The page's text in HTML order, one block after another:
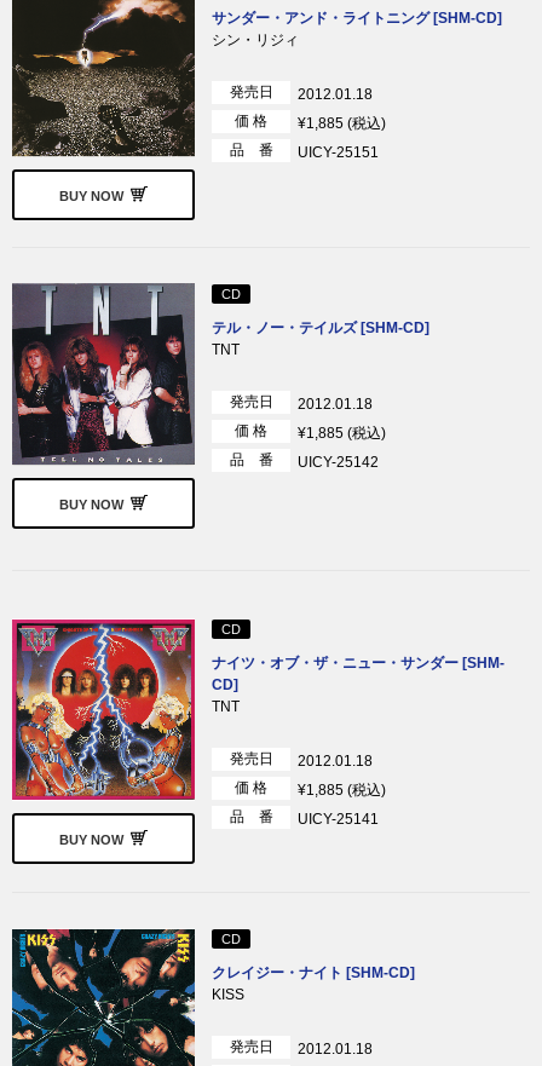
BUY NOW
サンダー・アンド・ライトニング [SHM-CD]
シン・リジィ
発売日
2012.01.18
価 格
¥1,885 (税込)
品 番
UICY-25151
BUY NOW
CD
テル・ノー・テイルズ [SHM-CD]
TNT
発売日
2012.01.18
価 格
¥1,885 (税込)
品 番
UICY-25142
BUY NOW
CD
ナイツ・オブ・ザ・ニュー・サンダー [SHM-
CD]
TNT
発売日
2012.01.18
価 格
¥1,885 (税込)
品 番
UICY-25141
CD
クレイジー・ナイト [SHM-CD]
KISS
発売日
2012.01.18